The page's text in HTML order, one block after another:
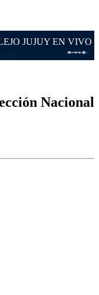
Nacional